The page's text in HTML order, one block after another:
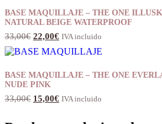
30,00€.17,00€.
BASE MAQUILLAJE – THE ONE
NATURAL BEIGE WATERPROOF
33,00€ El
precio
original
33,00€.
22,00€El
precio
actual
22,00€.
IVA incluido
BASE MAQUILLAJE – THE ONE
NUDE PINK
33,00€ El
15,00€ElIVA incluido